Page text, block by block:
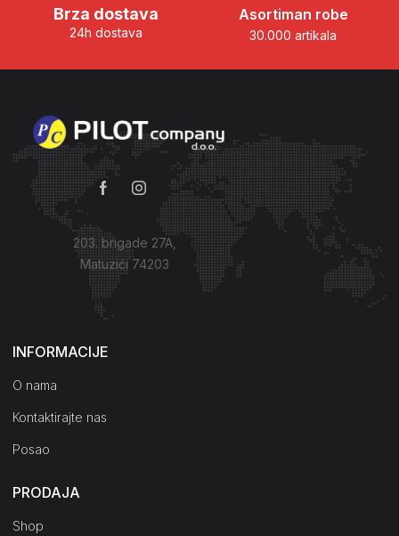
Brza dostava
24h dostava
Asortiman robe
30.000 artikala
203. brigade 27A,
Matuzići 74203
Kako do nas?
INFORMACIJE
O nama
Kontaktirajte nas
Posao
PRODAJA
Shop